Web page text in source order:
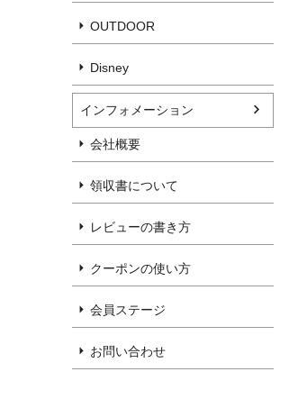
OUTDOOR
Disney
インフォメーション
会社概要
領収書について
レビューの書き方
クーポンの使い方
会員ステージ
お問い合わせ